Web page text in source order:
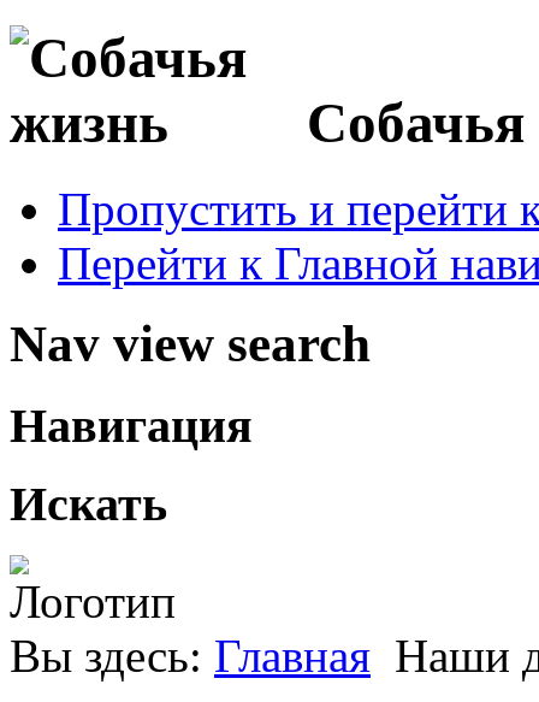
Пропустить и перейти
Перейти к Главной
Nav view search
Навигация
Искать
Вы здесь: Главная Наши